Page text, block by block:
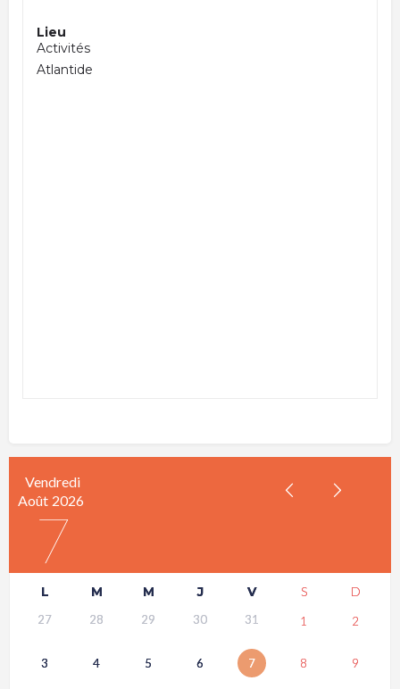
Lieu
Activités
Atlantide
Vendredi
Août 2026
7
L M M J V S D
27 28 29 30 31 1 2
3 4 5 6 7 8 9